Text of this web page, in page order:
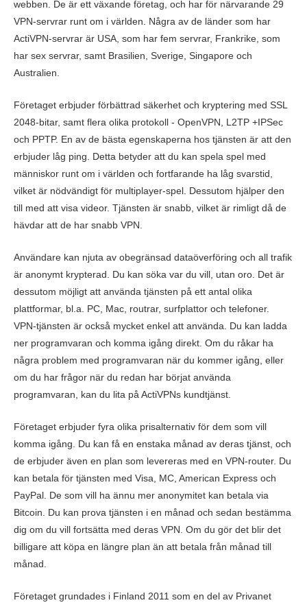
webben. De är ett växande företag, och har för närvarande 29
VPN-servrar runt om i världen. Några av de länder som har
ActiVPN-servrar är USA, som har fem servrar, Frankrike, som
har sex servrar, samt Brasilien, Sverige, Singapore och
Australien.
Företaget erbjuder förbättrad säkerhet och kryptering med SSL
2048-bitar, samt flera olika protokoll - OpenVPN, L2TP +IPSec
och PPTP. En av de bästa egenskaperna hos tjänsten är att den
erbjuder låg ping. Detta betyder att du kan spela spel med
människor runt om i världen och fortfarande ha låg svarstid,
vilket är nödvändigt för multiplayer-spel. Dessutom hjälper den
till med att visa videor. Tjänsten är snabb, vilket är rimligt då de
hävdar att de har snabb VPN.
Användare kan njuta av obegränsad dataöverföring och all trafik
är anonymt krypterad. Du kan söka var du vill, utan oro. Det är
dessutom möjligt att använda tjänsten på ett antal olika
plattformar, bl.a. PC, Mac, routrar, surfplattor och telefoner.
VPN-tjänsten är också mycket enkel att använda. Du kan ladda
ner programvaran och komma igång direkt. Om du råkar ha
några problem med programvaran när du kommer igång, eller
om du har frågor när du redan har börjat använda
programvaran, kan du lita på ActiVPNs kundtjänst.
Företaget erbjuder fyra olika prisalternativ för dem som vill
komma igång. Du kan få en enstaka månad av deras tjänst, och
de erbjuder även en plan som levereras med en VPN-router. Du
kan betala för tjänsten med Visa, MC, American Express och
PayPal. De som vill ha ännu mer anonymitet kan betala via
Bitcoin. Du kan prova tjänsten i en månad och sedan bestämma
dig om du vill fortsätta med deras VPN. Om du gör det blir det
billigare att köpa en längre plan än att betala från månad till
månad.
Företaget grundades i Finland 2011 som en del av Privanet